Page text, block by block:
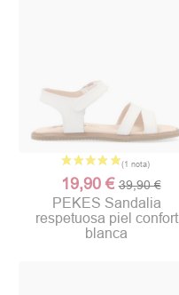
19,90 € 39,90 €
PEKES Sandalia
respetuosa piel confort
blanca